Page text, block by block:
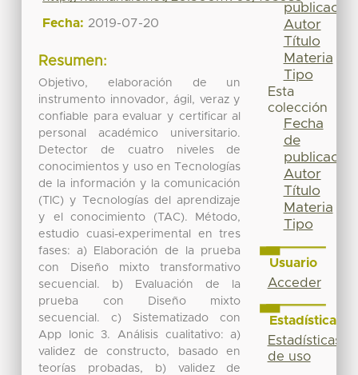
Fecha: 2019-07-20
Resumen:
Objetivo, elaboración de un
instrumento innovador, ágil, veraz y
confiable para evaluar y certificar al
personal académico universitario.
Detector de cuatro niveles de
conocimientos y uso en Tecnologías
de la información y la comunicación
(TIC) y Tecnologías del aprendizaje
y el conocimiento (TAC). Método,
estudio cuasi-experimental en tres
fases: a) Elaboración de la prueba
con Diseño mixto transformativo
secuencial. b) Evaluación de la
prueba con Diseño mixto
secuencial. c) Sistematizado con
App Ionic 3. Análisis cualitativo: a)
validez de constructo, basado en
teorías probadas, b) validez de
publicación
Autor
Título
Materia
Tipo
Esta
colección
Fecha
de
publicación
Autor
Título
Materia
Tipo
Usuario
Acceder
Estadísticas
Estadísticas
de uso